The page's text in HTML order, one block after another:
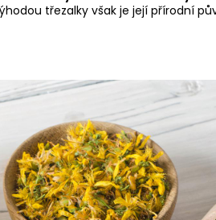
třezalky však je její přírodní